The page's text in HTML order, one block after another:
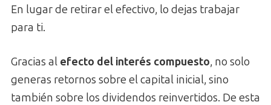
En lugar de retirar el efectivo, lo dejas trabajar
para ti.
Gracias al efecto del interés compuesto, no solo
generas retornos sobre el capital inicial, sino
también sobre los dividendos reinvertidos. De esta